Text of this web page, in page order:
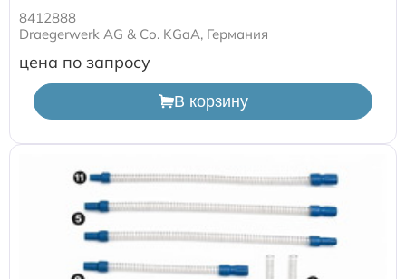
8412888
Draegerwerk AG & Со. KGaA, Германия
цена по запросу
В корзину